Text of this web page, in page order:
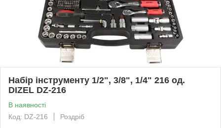
Набір інструменту 1/2", 3/8", 1/4" 216 од.
DIZEL DZ-216
В наявності
Код: DZ-216
Роздріб